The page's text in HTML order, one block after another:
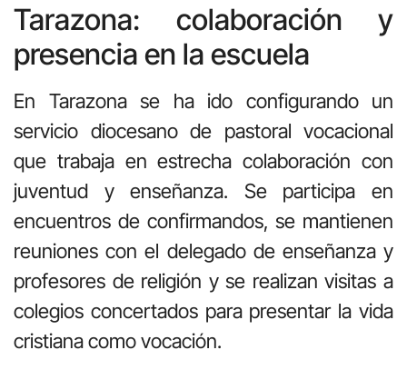
Tarazona: colaboración y
presencia en la escuela
En Tarazona se ha ido configurando un
servicio diocesano de pastoral vocacional
que trabaja en estrecha colaboración con
juventud y enseñanza. Se participa en
encuentros de confirmandos, se mantienen
reuniones con el delegado de enseñanza y
profesores de religión y se realizan visitas a
colegios concertados para presentar la vida
cristiana como vocación.